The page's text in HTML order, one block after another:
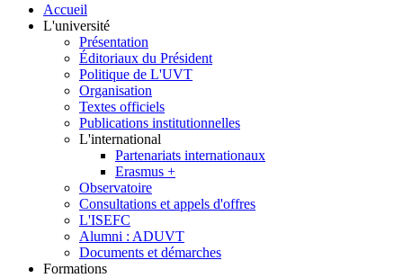
Accueil
L'université
Présentation
Éditoriaux du Président
Politique de L'UVT
Organisation
Textes officiels
Publications institutionnelles
L'international
Partenariats internationaux
Erasmus +
Observatoire
Consultations et appels d'offres
L'ISEFC
Alumni : ADUVT
Documents et démarches
Formations